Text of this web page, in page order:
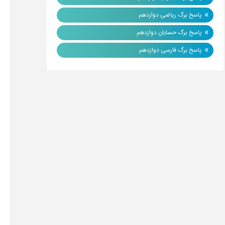
» پاسخ برگ ریاضی دوازدهم
» پاسخ برگ حسابان دوازدهم
» پاسخ برگ فارسی دوازدهم